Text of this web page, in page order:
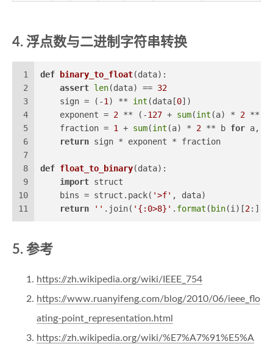
浮点数与二进制字符串转换
1
2
3
4
5
6
7
8
9
10
11
def binary_to_float(data):
assert len(data) == 32
    sign = (-
1 ) ** int (data[0])
    exponent =
2 ** (-127 + sum(int (a) * 2 **
    fraction =
1 + sum(int (a) * 2 ** b for a,
return sign * exponent * fraction
def float_to_binary(data):
import struct
    bins = struct.pack(
'>f' , data)
return
'' .join( '{:0>8}' . format ( bin(i)[2:])
参考
https://zh.wikipedia.org/wiki/IEEE_754
https://www.ruanyifeng.com/blog/2010/06/ieee_flo
ating-point_representation.html
https://zh.wikipedia.org/wiki/%E7%A7%91%E5%A